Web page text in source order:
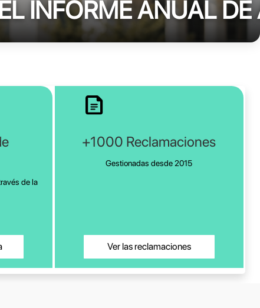
INFORME ANUAL
de la
+1000 Reclamaciones
Gestionadas desde 2015
Ver las reclamaciones